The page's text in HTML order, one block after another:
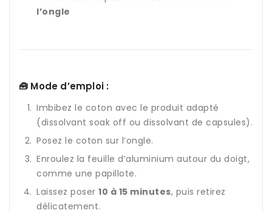
l’ongle
🧰 Mode d’emploi :
Imbibez le coton avec le produit adapté
(dissolvant soak off ou dissolvant de capsules).
Posez le coton sur l’ongle.
Enroulez la feuille d’aluminium autour du doigt,
comme une papillote.
Laissez poser 10 à 15 minutes, puis retirez
délicatement.